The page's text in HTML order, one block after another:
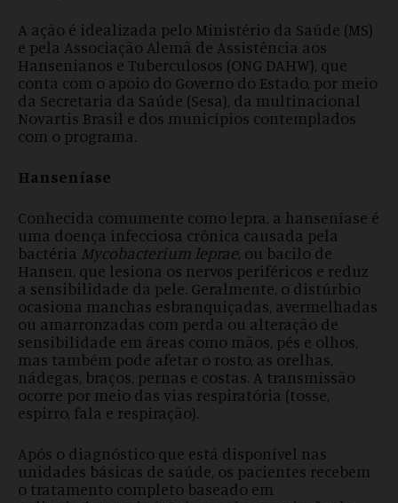
A ação é idealizada pelo Ministério da Saúde (MS)
e pela Associação Alemã de Assistência aos
Hansenianos e Tuberculosos (ONG DAHW), que
conta com o apoio do Governo do Estado, por meio
da Secretaria da Saúde (Sesa), da multinacional
Novartis Brasil e dos municípios contemplados
com o programa.
Hanseníase
Conhecida comumente como lepra, a hanseníase é
uma doença infecciosa crônica causada pela
bactéria Mycobacterium leprae, ou bacilo de
Hansen, que lesiona os nervos periféricos e reduz
a sensibilidade da pele. Geralmente, o distúrbio
ocasiona manchas esbranquiçadas, avermelhadas
ou amarronzadas com perda ou alteração de
sensibilidade em áreas como mãos, pés e olhos,
mas também pode afetar o rosto, as orelhas,
nádegas, braços, pernas e costas. A transmissão
ocorre por meio das vias respiratória (tosse,
espirro, fala e respiração).
Após o diagnóstico que está disponível nas
unidades básicas de saúde, os pacientes recebem
o tratamento completo baseado em